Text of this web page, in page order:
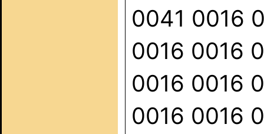
0041 0016
0016 0016
0016 0016
0016 0016